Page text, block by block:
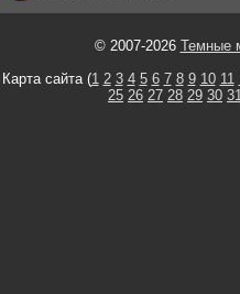
© 2007-2026 Темные
Карта сайта (1 2 3 4 5 6 7 8 9 10 11
25 26 27 28 29 30 31